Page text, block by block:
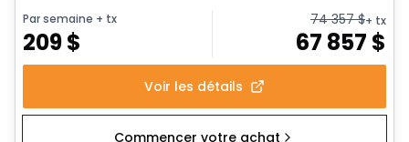
Par semaine + tx
209$
74 357$+ tx
67 857 $
Voir les détails
Commencer votre achat